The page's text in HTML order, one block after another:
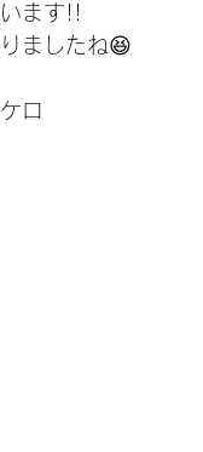
ます!!
ましたね😆
ロ